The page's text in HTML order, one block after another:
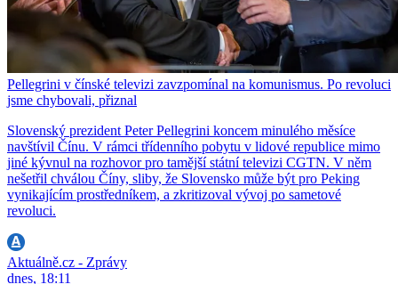
Pellegrini v čínské televizi zavzpomínal na komunismus. Po revoluci
jsme chybovali, přiznal
Slovenský prezident Peter Pellegrini koncem minulého měsíce
navštívil Čínu. V rámci třídenního pobytu v lidové republice mimo
jiné kývnul na rozhovor pro tamější státní televizi CGTN. V něm
nešetřil chválou Číny, sliby, že Slovensko může být pro Peking
vynikajícím prostředníkem, a zkritizoval vývoj po sametové
revoluci.
Aktuálně.cz - Zprávy
dnes, 18:11